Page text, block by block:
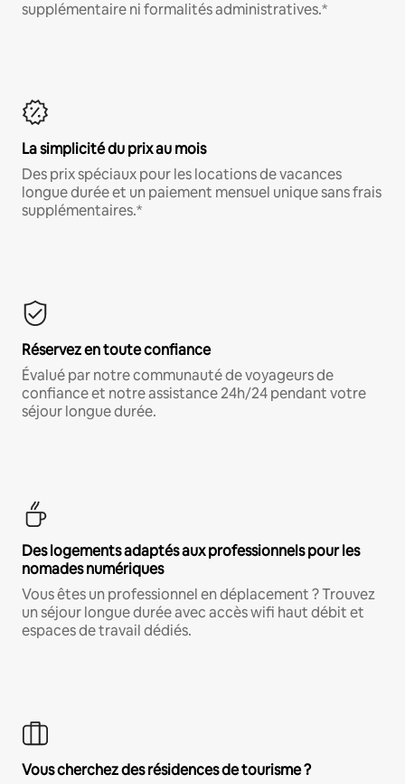
supplémentaire ni formalités administratives.*
La simplicité du prix au mois
Des prix spéciaux pour les locations de vacances
longue durée et un paiement mensuel unique sans frais
supplémentaires.*
Réservez en toute confiance
Évalué par notre communauté de voyageurs de
confiance et notre assistance 24h/24 pendant votre
séjour longue durée.
Des logements adaptés aux professionnels pour les
nomades numériques
Vous êtes un professionnel en déplacement ? Trouvez
un séjour longue durée avec accès wifi haut débit et
espaces de travail dédiés.
Vous cherchez des résidences de tourisme ?